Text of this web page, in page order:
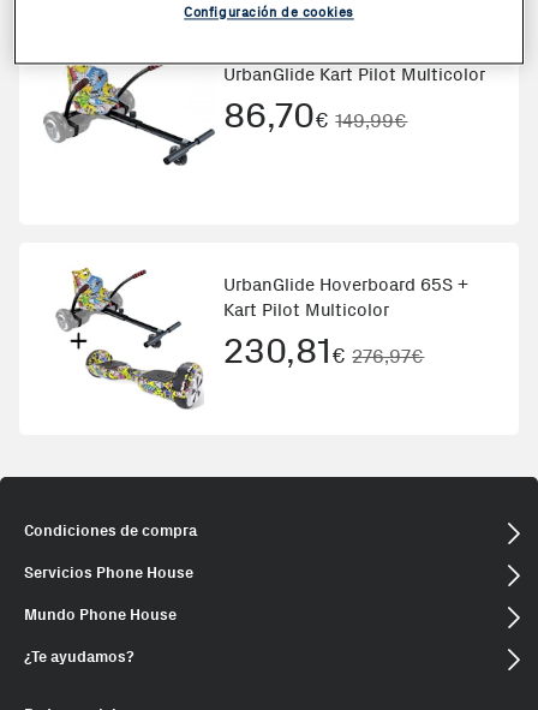
UrbanGlide Kart Pilot Multicolor
86,70€ 149,99€
UrbanGlide Hoverboard 65S +
Kart Pilot Multicolor
230,81€ 276,97€
Condiciones de compra
Servicios Phone House
Mundo Phone House
¿Te ayudamos?
Configuración de cookies